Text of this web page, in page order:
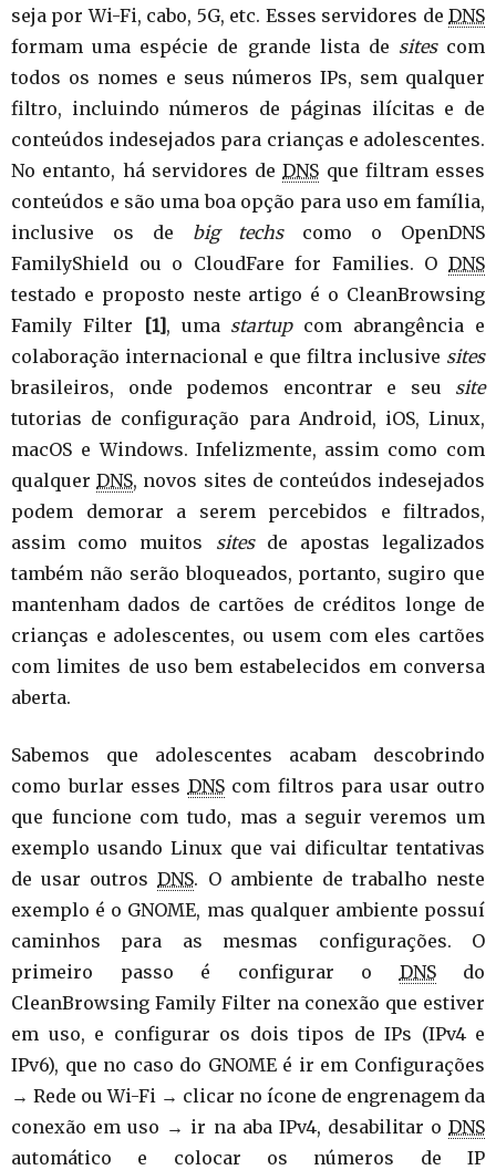
seja por Wi-Fi, cabo, 5G, etc. Esses servidores de DNS
formam uma espécie de grande lista de sitescom
todos os nomes e seus números IPs, sem qualquer
filtro, incluindo números de páginas ilícitas e de
conteúdos indesejados para crianças e adolescentes.
No entanto, há servidores deDNS que filtram esses
conteúdos e são uma boa opção para uso em família,
inclusive os de big techscomo o OpenDNS
FamilyShield ou o CloudFare for Families. O DNS
testado e proposto neste artigo é o CleanBrowsing
Family Filter
[1], uma startupcom abrangência e
colaboração internacional e que filtra inclusive sites
brasileiros, onde podemos encontrar e seu site
tutorias de configuração para Android, iOS, Linux,
macOS e Windows. Infelizmente, assim como com
qualquerDNS, novos sites de conteúdos indesejados
podem demorar a serem percebidos e filtrados,
assim como muitos sitesde apostas legalizados
também não serão bloqueados, portanto, sugiro que
mantenham dados de cartões de créditos longe de
crianças e adolescentes, ou usem com eles cartões
com limites de uso bem estabelecidos em conversa
aberta.
Sabemos que adolescentes acabam descobrindo
como burlar esses DNScom filtros para usar outro
que funcione com tudo, mas a seguir veremos um
exemplo usando Linux que vai dificultar tentativas
de usar outrosDNS. O ambiente de trabalho neste
exemplo é o GNOME, mas qualquer ambiente possuí
caminhos para as mesmas configurações. O
primeiro passo é configurar o DNSdo
CleanBrowsing Family Filter na conexão que estiver
em uso, e configurar os dois tipos de IPs (IPv4 e
IPv6), que no caso do GNOME é ir em Configurações
→ Rede ou Wi-Fi → clicar no ícone de engrenagem da
conexão em uso → ir na aba IPv4, desabilitar o DNS
automático e colocar os números de IP